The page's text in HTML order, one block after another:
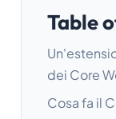
Table
dei Core
Cosa fa il